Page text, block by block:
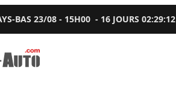
BAS 23/08 - 15H00 - 16 JOURS02:29:11